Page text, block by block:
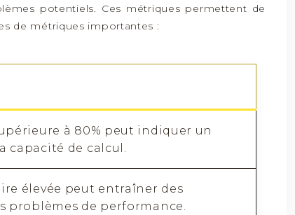
potentiels. Ces métriques permettent de
de métriques importantes :
à 80% peut indiquer un
capacité de calcul.
élevée peut entraîner des
problèmes de performance.